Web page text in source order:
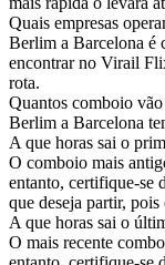
Quais empresas
Berlim a Barcelona é
encontrar no Virail
rota.
Quantos comboio
Berlim a Barcelona
A que horas sai o
O comboio mais
entanto, certifique-se
que deseja partir,
A que horas sai o
O mais recente